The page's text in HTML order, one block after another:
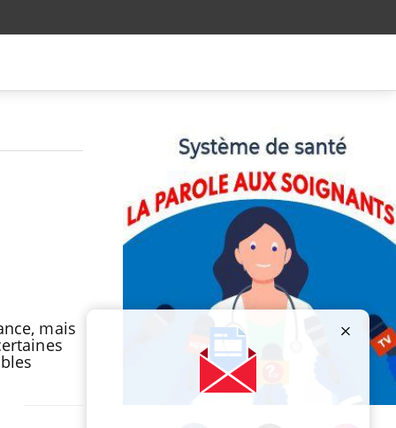
mais